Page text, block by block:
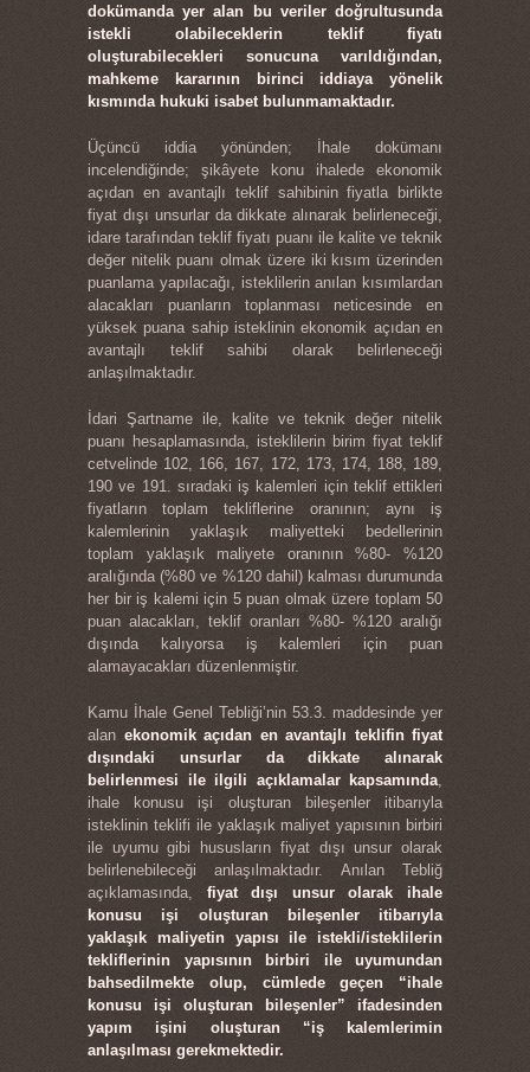
dokümanda yer alan bu veriler doğrultusunda
istekli olabileceklerin teklif fiyatı
oluşturabilecekleri sonucuna varıldığından,
mahkeme kararının birinci iddiaya yönelik
kısmında hukuki isabet bulunmamaktadır.
Üçüncü iddia yönünden; İhale dokümanı
incelendiğinde; şikâyete konu ihalede ekonomik
açıdan en avantajlı teklif sahibinin fiyatla birlikte
fiyat dışı unsurlar da dikkate alınarak belirleneceği,
idare tarafından teklif fiyatı puanı ile kalite ve teknik
değer nitelik puanı olmak üzere iki kısım üzerinden
puanlama yapılacağı, isteklilerin anılan kısımlardan
alacakları puanların toplanması neticesinde en
yüksek puana sahip isteklinin ekonomik açıdan en
avantajlı teklif sahibi olarak belirleneceği
anlaşılmaktadır.
İdari Şartname ile, kalite ve teknik değer nitelik
puanı hesaplamasında, isteklilerin birim fiyat teklif
cetvelinde 102, 166, 167, 172, 173, 174, 188, 189,
190 ve 191. sıradaki iş kalemleri için teklif ettikleri
fiyatların toplam tekliflerine oranının; aynı iş
kalemlerinin yaklaşık maliyetteki bedellerinin
toplam yaklaşık maliyete oranının %80- %120
aralığında (%80 ve %120 dahil) kalması durumunda
her bir iş kalemi için 5 puan olmak üzere toplam 50
puan alacakları, teklif oranları %80- %120 aralığı
dışında kalıyorsa iş kalemleri için puan
alamayacakları düzenlenmiştir.
Kamu İhale Genel Tebliği’nin 53.3. maddesinde yer
alan ekonomik açıdan en avantajlı teklifin fiyat
dışındaki unsurlar da dikkate alınarak
belirlenmesi ile ilgili açıklamalar kapsamında,
ihale konusu işi oluşturan bileşenler itibarıyla
isteklinin teklifi ile yaklaşık maliyet yapısının birbiri
ile uyumu gibi hususların fiyat dışı unsur olarak
belirlenebileceği anlaşılmaktadır. Anılan Tebliğ
açıklamasında, fiyat dışı unsur olarak ihale
konusu işi oluşturan bileşenler itibarıyla
yaklaşık maliyetin yapısı ile istekli/isteklilerin
tekliflerinin yapısının birbiri ile uyumundan
bahsedilmekte olup, cümlede geçen “ihale
konusu işi oluşturan bileşenler” ifadesinden
yapım işini oluşturan “iş kalemlerimin
anlaşılması gerekmektedir.